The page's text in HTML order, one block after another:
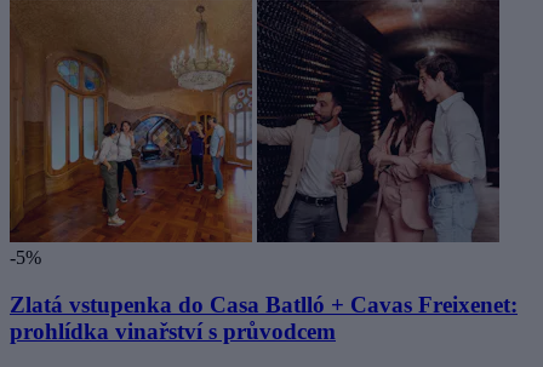
-5%
Zlatá vstupenka do Casa Batlló + Cavas Freixenet:
prohlídka vinařství s průvodcem